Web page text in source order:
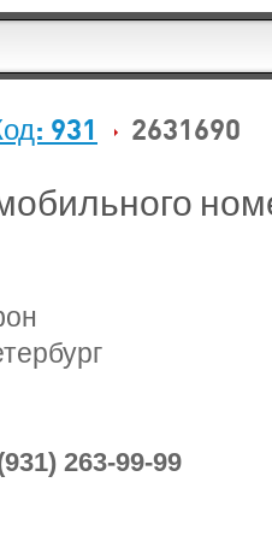
931 2631690
263-99-99